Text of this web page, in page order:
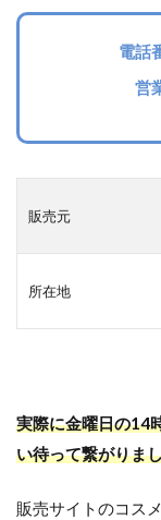
電話
営
販売元
所在地
実際に金曜日の14
い待って繋がりま
販売サイトのコス